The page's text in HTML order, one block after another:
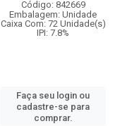
Código: 842669
Embalagem: Unidade
Caixa Com: 72 Unidade(s)
IPI: 7.8%
Faça seu login ou
cadastre-se para
comprar.